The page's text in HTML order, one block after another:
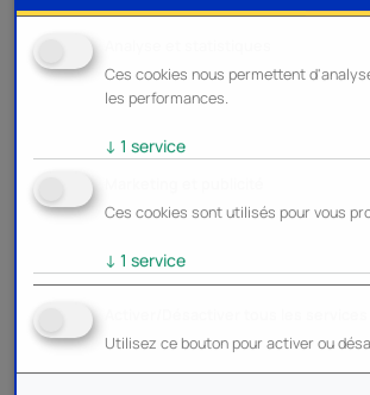
Ces cookies nous permettent
les performances.
↓ 1 service
Ces cookies sont utilisés pour vous
↓ 1 service
Utilisez ce bouton pour activer ou